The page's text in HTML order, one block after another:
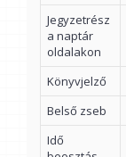
Jegyzetrész
a naptár
oldalakon
Könyvjelző
Belső zseb
Idő